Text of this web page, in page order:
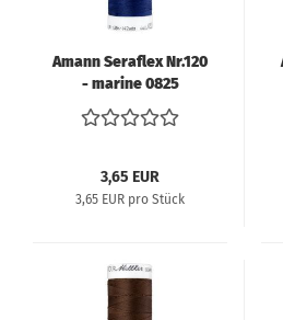
Amann Seraflex Nr.120
- marine 0825
3,65 EUR
3,65 EUR pro Stück